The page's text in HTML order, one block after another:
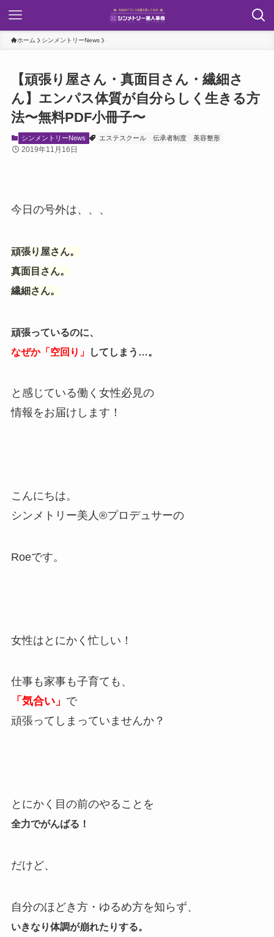
ホーム シンメントリーNews
【頑張り屋さん・真面目さん・繊細さ
ん】エンパス体質が自分らしく生きる方
法〜無料PDF小冊子〜
シンメントリーNews エステスクール 伝承者制度 美容整形
2019年11月16日
今日の号外は、、、
頑張り屋さん。
真面目さん。
繊細さん。
頑張っているのに、
なぜか「空回り」
してしまう…。
と感じている働く女性必見の
情報をお届けします！
こんにちは。
シンメトリー美人®プロデュサーの
Roeです。
女性はとにかく忙しい！
仕事も家事も子育ても、
「気合い」 で
頑張ってしまっていませんか？
とにかく目の前のやることを
全力でがんばる！
だけど、
自分のほどき方・ゆるめ方を知らず、
いきなり体調が崩れたりする。